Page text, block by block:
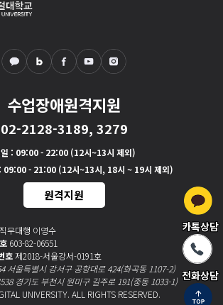
수업장애원격지원
02-2128-3189, 3279
: 09:00 - 22:00 (12시~13시 제외)
: 09:00 - 21:00 (12시~13시, 18시 ~ 19시 제외)
원격지원
무대행 이영수
603-82-06551
호제2018-서울강서-0191호
서울특별시 강서구 공항대로 424(화곡동 1107-2)
경기도 부천시 원미구 길주로 191(중동 1033-1)
UNIVERSITY. ALL RIGHTS RESERVED.
카톡상담
전화상담